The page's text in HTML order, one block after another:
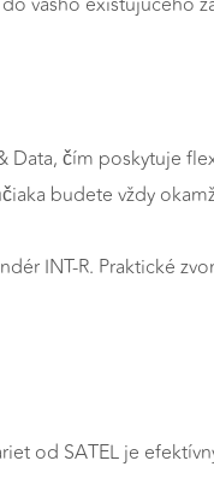
čím poskytuje
budete vždy
INT-R. Praktické
od SATEL je